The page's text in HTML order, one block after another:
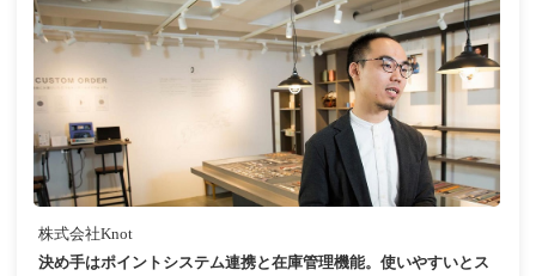
株式会社Knot
決め手はポイントシステム連携と在庫管理機能。使いやすいとス